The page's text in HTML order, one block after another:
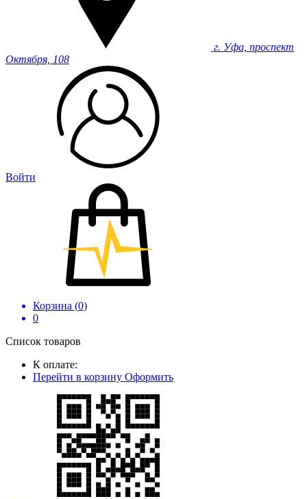
г. Уфа, проспект
Октября, 108
Войти
Корзина (0)
0
Список товаров
К оплате:
Перейти в корзину Оформить